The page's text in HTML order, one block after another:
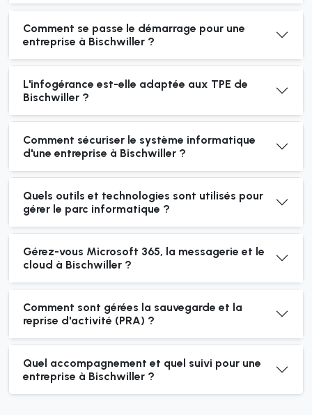
Comment se passe le démarrage pour une
entreprise à Bischwiller ?
L'infogérance est-elle adaptée aux TPE de
Bischwiller ?
Comment sécuriser le système informatique
d'une entreprise à Bischwiller ?
Quels outils et technologies sont utilisés pour
gérer le parc informatique ?
Gérez-vous Microsoft 365, la messagerie et le
cloud à Bischwiller ?
Comment sont gérées la sauvegarde et la
reprise d'activité (PRA) ?
Quel accompagnement et quel suivi pour une
entreprise à Bischwiller ?